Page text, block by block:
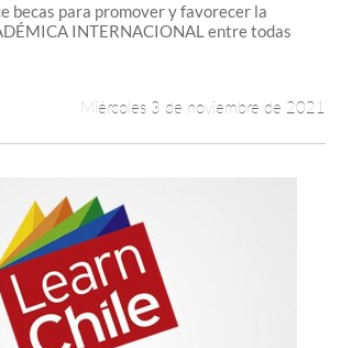
becas para promover y favorecer la
INTERNACIONAL entre todas
Miércoles 3 de noviembre de 2021